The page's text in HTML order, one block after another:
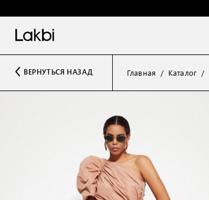
ВЕРНУТЬСЯ НАЗАД Главная Каталог